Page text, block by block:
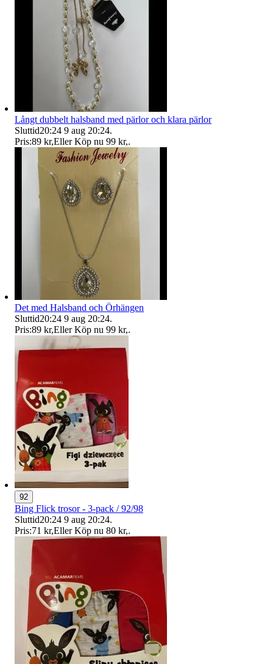
Långt dubbelt halsband med pärlor och klara pärlor
Sluttid20:24 9 aug 20:24.
Pris:89 kr,Eller Köp nu 99 kr,.
Det med Halsband och Örhängen
Sluttid20:24 9 aug 20:24.
Pris:89 kr,Eller Köp nu 99 kr,.
92
Bing Flick trosor - 3-pack / 92/98
Sluttid20:24 9 aug 20:24.
Pris:71 kr,Eller Köp nu 80 kr,.